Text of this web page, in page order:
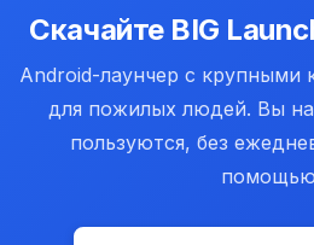
Скачайте BIG
Android-лаунчер с крупными
для пожилых людей. Вы
пользуются, без